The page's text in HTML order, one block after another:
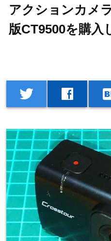
アクションカメ
版CT9500を購入
twitter facebook